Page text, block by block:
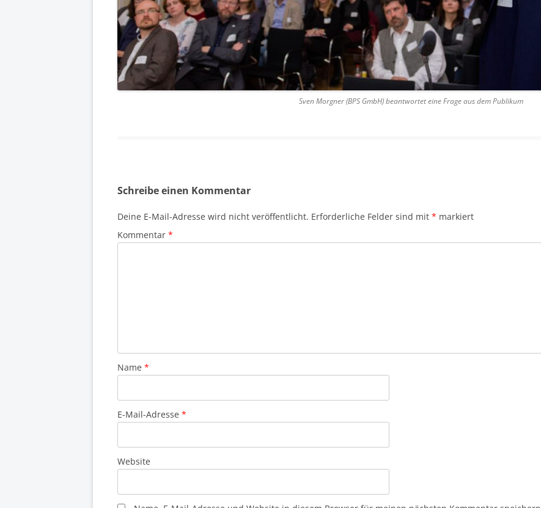
Sven Morgner (BPS GmbH) beantwortet eine Frage aus dem Publikum
Schreibe einen Kommentar
Deine E-Mail-Adresse wird nicht veröffentlicht. Erforderliche Felder sind mit * markiert
Kommentar *
Name *
E-Mail-Adresse *
Website